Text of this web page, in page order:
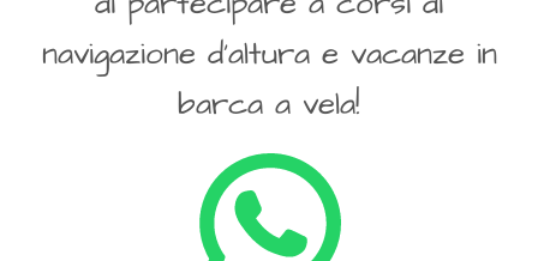
navigazione d’altura e vacanze in
barca a vela!